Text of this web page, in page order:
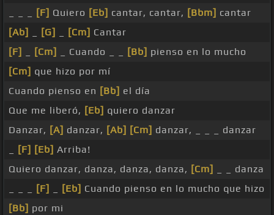
[F] Quiero [Eb] cantar, cantar, [Bbm] cantar
[Ab]
[G] [Cm] Cantar
[F]
[Cm] _ Cuando _ _ [Bb] pienso en lo mucho
[Cm] que hizo por mí
Cuando pienso en [Bb] el día
Que me liberó, [Eb] quiero danzar
Danzar, [A] danzar, [Ab] [Cm] danzar, _ _ _ danzar
[F] [Eb] Arriba!
Quiero danzar, danza, danza, danza, [Cm]
_ _ danza
[F] [Eb] Cuando pienso en lo mucho que hizo
[Bb] por mi